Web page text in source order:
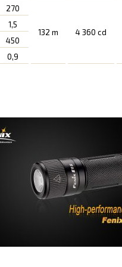
270
132 m 4 360 cd
1,5
450
0,9